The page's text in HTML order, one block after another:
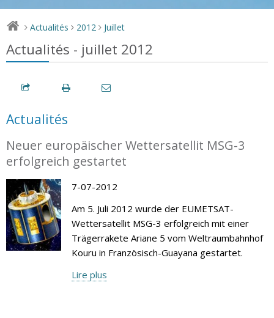
> Actualités > 2012 > Juillet
Actualités - juillet 2012
Actualités
Neuer europäischer Wettersatellit MSG-3
erfolgreich gestartet
7-07-2012
Am 5. Juli 2012 wurde der EUMETSAT-
Wettersatellit MSG-3 erfolgreich mit einer
Trägerrakete Ariane 5 vom Weltraumbahnhof
Kouru in Französisch-Guayana gestartet.
Lire plus